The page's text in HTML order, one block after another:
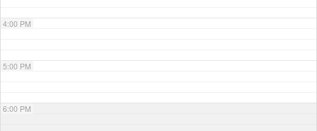
4:00 PM
5:00 PM
6:00 PM